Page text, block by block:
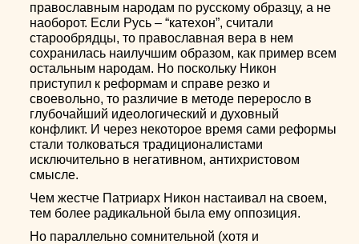
православным народам по русскому образцу, а не
наоборот. Если Русь – “катехон”, считали
старообрядцы, то православная вера в нем
сохранилась наилучшим образом, как пример всем
остальным народам. Но поскольку Никон
приступил к реформам и справе резко и
своевольно, то различие в методе переросло в
глубочайший идеологический и духовный
конфликт. И через некоторое время сами реформы
стали толковаться традиционалистами
исключительно в негативном, антихристовом
смысле.
Чем жестче Патриарх Никон настаивал на своем,
тем более радикальной была ему оппозиция.
Но параллельно сомнительной (хотя и